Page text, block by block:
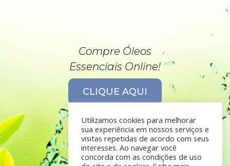
Compre Óleos
Essenciais Online!
CLIQUE AQUI
Utilizamos cookies para melhorar
sua experiência em nossos serviços e
visitas repetidas de acordo com seus
interesses. Ao navegar você
concorda com as condições de uso